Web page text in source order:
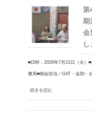
第
期
会
し
■日時：2026年7月21日（火）
務局■例会担当／GAT・会則・
続きを読む